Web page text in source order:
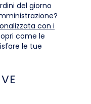
del giorno
con i
come le
le tue